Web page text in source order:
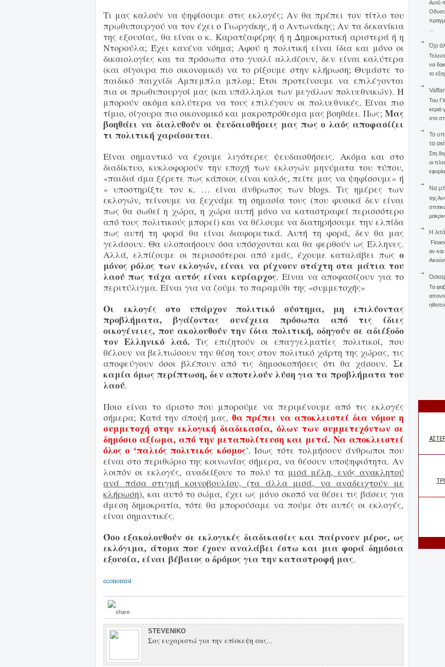
Τι μας καλούν να ψηφίσουμε στις εκλογές; Αν θα πρέπει τον τίτλο του
πρωθυπουργού να τον έχει ο Γιωργάκης, ή ο Αντωνάκης; Αν τα δεκανίκια
της εξουσίας, θα είναι ο κ. Καρατζαφέρης ή η Δημοκρατική αριστερά ή η
Ντορούλα; Έχει κανένα νόημα; Αφού η πολιτική είναι ίδια και μόνο οι
δικαιολογίες και τα πρόσωπα στο γυαλί αλλάζουν, δεν είναι καλύτερα
(και σίγουρα πιο οικονομικό) να το ρίξουμε στην κλήρωση; Θυμάστε το
παιδικό παιχνίδι Αμπεμπλα μπλομ; Έτσι προτείνουμε να επιλέγονται
πια οι πρωθυπουργοί μας (και υπάλληλοι των μεγάλων πολυεθνικών). Ή
μπορούν ακόμα καλύτερα να τους επιλέγουν οι πολυεθνικές. Είναι πιο
τίμιο, σίγουρα πιο οικονομικό και μακροπρόθεσμα μας βοηθάει. Πως; Μας
βοηθάει να διαλυθούν οι ψευδαισθήσεις μας πως ο λαός αποφασίζει
τι πολιτική χαράσσεται.
Είναι σημαντικό να έχουμε λιγότερες ψευδαισθήσεις. Ακόμα και στο
διαδίκτυο, κυκλοφορούν την εποχή των εκλογών μηνύματα του τύπου,
«παιδιά άμα ξέρετε πως κάποιος είναι καλός, πείτε μας να ψηφίσουμε» ή
« υποστηρίξτε τον κ. … είναι άνθρωπος των blogs. Τις ημέρες των
εκλογών, τείνουμε να ξεχνάμε τη σημασία τους (που φυσικά δεν είναι
πως θα σωθεί η χώρα, η χώρα αυτή μόνο να καταστραφεί περισσότερο
από τους πολιτικούς μπορεί) και να θέλουμε να διατηρήσουμε την ελπίδα
πως αυτή τη φορά θα είναι διαφορετικά. Αυτή τη φορά, δεν θα μας
γελάσουν. Θα υλοποιήσουν όσα υπόσχονται και θα φερθούν ως Έλληνες.
Αλλά, ελπίζουμε οι περισσότεροι από εμάς, έχουμε καταλάβει πωςο
μόνος ρόλος των εκλογών, είναι να ρίχνουν στάχτη στα μάτια του
λαού πως τάχα αυτός είναι κυρίαρχος. Είναι να αποφασίζουν για το
περιτύλιγμα. Είναι για να ζούμε το παραμύθι της «συμμετοχής»
Οι εκλογές στο υπάρχον πολιτικό σύστημα, μη επιλύοντας
προβλήματα, βγάζοντας συνέχεια
πρόσωπα από τις ίδιες
οικογένειες, που ακολουθούν την ίδια πολιτική, οδηγούν σε αδιέξοδο
τον Ελληνικό λαό. Τις επιζητούν οι επαγγελματίες πολιτικοί, που
θέλουν να βελτιώσουν την θέση τους στον πολιτικό χάρτη της χώρας, τις
αποφεύγουν όσοι βλέπουν από τις δημοσκοπήσεις ότι θα χάσουν.Σε
καμία όμως περίπτωση, δεν αποτελούν λύση για τα προβλήματα του
λαού.
Ποιο είναι το άριστο που μπορούμε να περιμένουμε από τις εκλογές
σήμερα; Κατά την άποψή μας, θα πρέπει να αποκλειστεί δια νόμου η
συμμετοχή στην εκλογική διαδικασία, όλων των συμμετεχόντων σε
δημόσιο αξίωμα, από την μεταπολίτευση και μετά. Να αποκλειστεί
όλος ο ‘παλιός πολιτικός κόσμος’. Ίσως τότε τολμήσουν άνθρωποι που
είναι στο περιθώριο της κοινωνίας σήμερα, να θέσουν υποψηφιότητα. Αν
λοιπόν οι εκλογές, αναδείξουν το πολύ τα μισά μέλη, ενός ανακλητού
ανά πάσα στιγμή κοινοβουλίου, (τα άλλα μισά, να αναδειχτούν με
κλήρωση), και αυτό το σώμα, έχει ως μόνο σκοπό να θέσει τις βάσεις για
άμεση δημοκρατία, τότε θα μπορούσαμε να πούμε ότι αυτές οι εκλογές,
είναι σημαντικές.
Όσο εξακολουθούν σε εκλογικές διαδικασίες και παίρνουν μέρος, ως
εκλόγιμα, άτομα που έχουν αναλάβει έστω και μια φορά δημόσια
εξουσία, είναι βέβαιος ο δρόμος για την καταστροφή μας.
economist
STEVENIKO
Σας ευχαριστώ για την επίσκεψη σας...
Αυτό
Όχι
να
το
Του
κεριά
στο
To
τα
Στη
οι
Να
της
Η
αν
Τα